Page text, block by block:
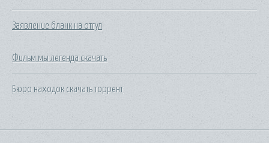
Заявление бланк на отгул
Фильм мы легенда скачать
Бюро находок скачать торрент